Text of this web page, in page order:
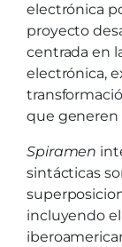
electrónica
proyecto
centrada en
electrónica,
que generen
Spiramen
sintácticas
incluyendo